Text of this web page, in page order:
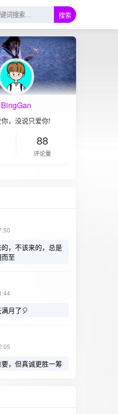
搜索
BingGan
，没说只爱你!
88
评论量
，不该来的，总是
至
月了🎈
，但真诚更胜一筹